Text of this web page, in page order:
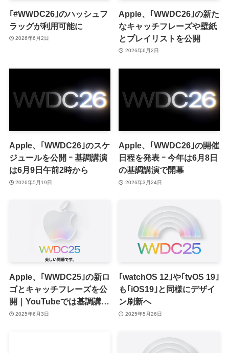
｢#WWDC26｣のハッシュフ
ラッグが利用可能に
2026年6月2日
Apple、｢WWDC26｣の新た
なキャッチフレーズや壁紙
とプレイリストを公開
2026年6月2日
Apple、｢WWDC26｣のスケ
ジュールを公開 ｰ 基調講演
は6月9日午前2時から
2026年5月19日
Apple、｢WWDC26｣の開催
日程を発表 ｰ 今年は6月8日
の基調講演で開幕
2026年3月24日
Apple、｢WWDC25｣の新ロ
ゴとキャッチフレーズを公
開｜YouTubeでは基調講演
のライブ配信ページも公開
2025年6月3日
｢watchOS 12｣や｢tvOS 19｣
も｢iOS19｣と同様にデザイ
ン刷新へ
2025年5月26日